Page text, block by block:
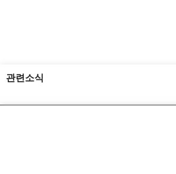
관련소식